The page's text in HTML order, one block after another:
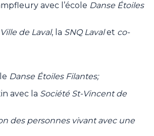
avec l’école Danse Étoiles
Ville de Laval, la SNQ Lavalet co-
Danse Étoiles Filantes;
avec la Société St-Vincent de
des personnes vivant avec une